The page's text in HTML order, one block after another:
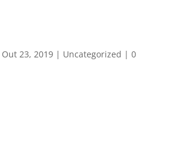
Out 23, 2019| Uncategorized | 0